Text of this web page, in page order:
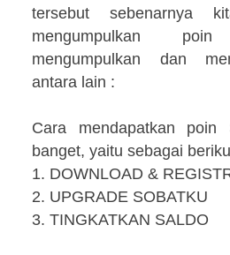
tersebut sebenarnya
mengumpulkan
mengumpulkan dan
antara lain :
Cara mendapatkan poin
banget, yaitu sebagai
1. DOWNLOAD &
2. UPGRADE SOBATKU
3. TINGKATKAN SALDO